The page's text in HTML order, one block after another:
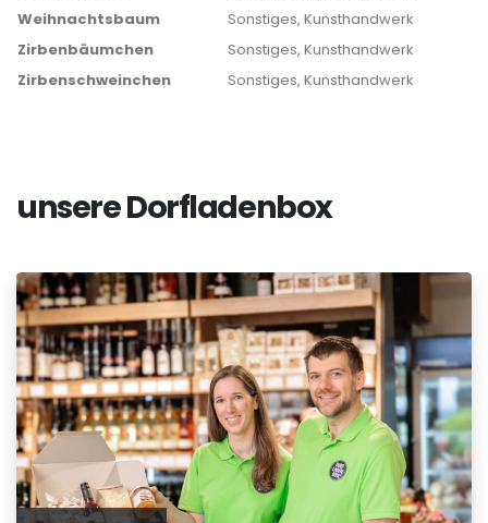
Weihnachtsbaum
Sonstiges, Kunsthandwerk
Zirbenbäumchen
Sonstiges, Kunsthandwerk
Zirbenschweinchen
Sonstiges, Kunsthandwerk
unsere Dorfladenbox